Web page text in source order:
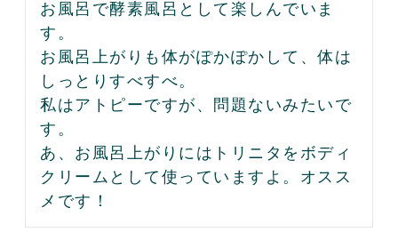
お風呂で酵素風呂として楽しんでいま
す。
お風呂上がりも体がぽかぽかして、体は
しっとりすべすべ。
私はアトピーですが、問題ないみたいで
す。
あ、お風呂上がりにはトリニタをボディ
クリームとして使っていますよ。オスス
メです！